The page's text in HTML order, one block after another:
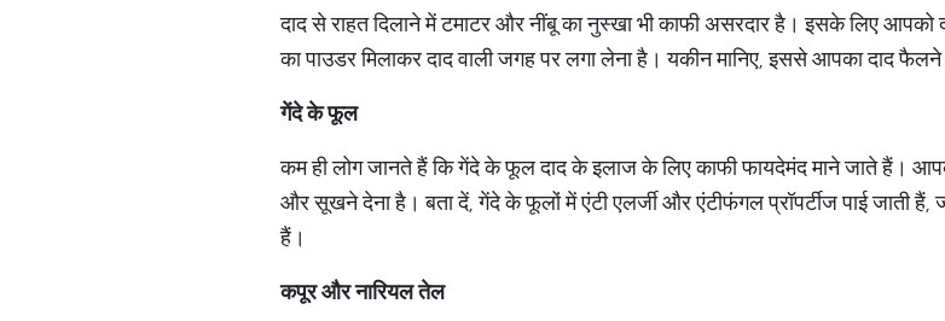
दाद से राहत दिलाने में टमाटर और नींबू का नुस्खा भी काफी असरदार है। इसके लिए
का पाउडर मिलाकर दाद वाली जगह पर लगा लेना है। यकीन मानिए, इससे आपका दाद फैलने
गेंदे के फूल
कम ही लोग जानते हैं कि गेंदे के फूल दाद के इलाज के लिए काफी फायदेमंद माने जाते हैं।
और सूखने देना है। बता दें, गेंदे के फूलों में एंटी एलर्जी और एंटीफंगल प्रॉपर्टीज पाई जाती
हैं।
कपूर और नारियल तेल